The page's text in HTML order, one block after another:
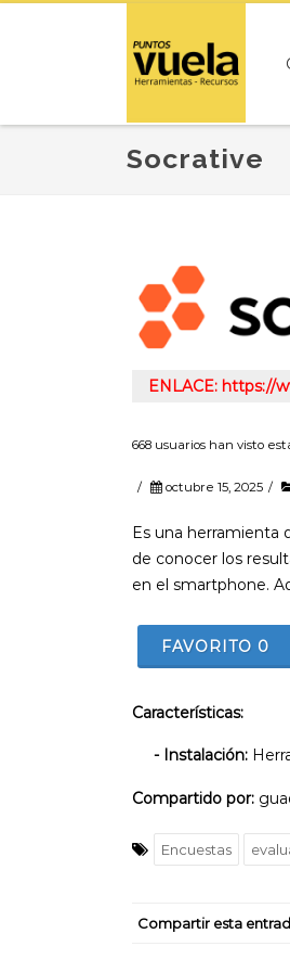
Socrative
ENLACE: https://
668 usuarios han visto
/ octubre 15, 2025 /
Es una herramienta
de conocer los
en el smartphone.
FAVORITO 0
Características:
- Instalación:
Compartido por:
Encuestas
Compartir esta